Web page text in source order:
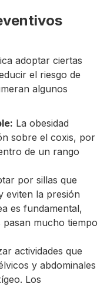
adoptar ciertas
el riesgo de
algunos
La obesidad
sobre el coxis, por
de un rango
por sillas que
eviten la presión
es fundamental,
pasan mucho tiempo
actividades que
y abdominales
Los